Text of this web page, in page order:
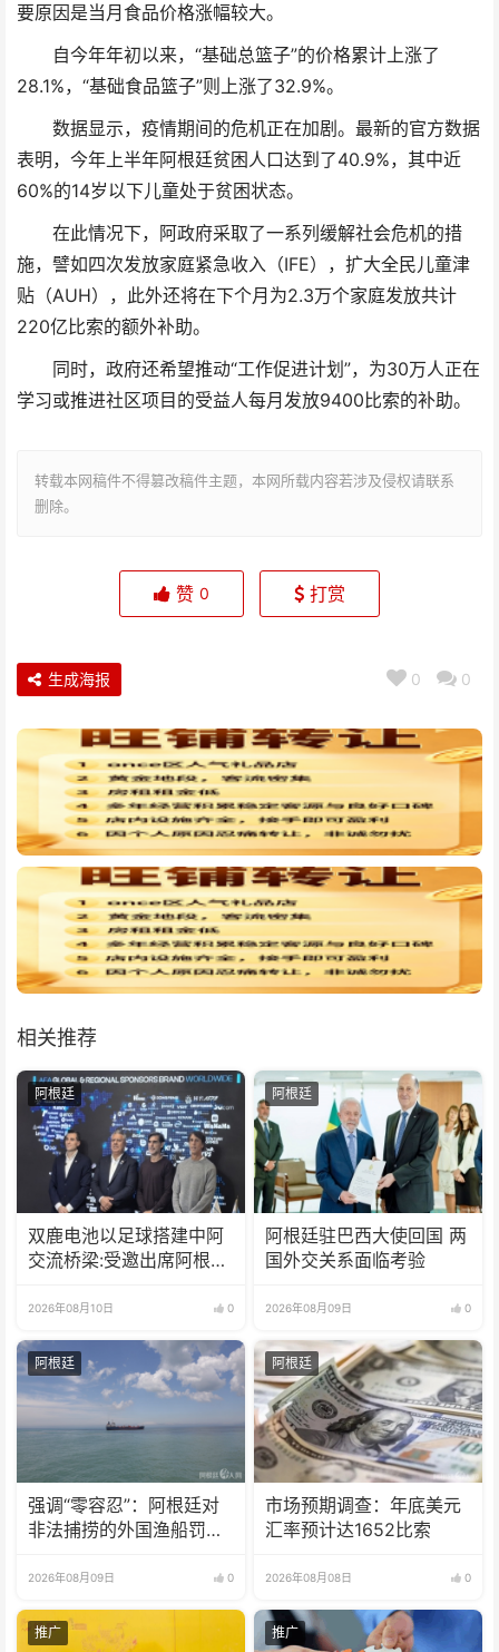
要原因是当月食品价格涨幅较大。
自今年年初以来，“基础总篮子”的价格累计上涨了
28.1%，“基础食品篮子”则上涨了32.9%。
数据显示，疫情期间的危机正在加剧。最新的官方数据
表明，今年上半年阿根廷贫困人口达到了40.9%，其中近
60%的14岁以下儿童处于贫困状态。
在此情况下，阿政府采取了一系列缓解社会危机的措
施，譬如四次发放家庭紧急收入（IFE），扩大全民儿童津
贴（AUH），此外还将在下个月为2.3万个家庭发放共计
220亿比索的额外补助。
同时，政府还希望推动“工作促进计划”，为30万人正在
学习或推进社区项目的受益人每月发放9400比索的补助。
转载本网稿件不得篡改稿件主题，本网所载内容若涉及侵权请联系
删除。
赞 0 打赏
0 0
生成海报
相关推荐
阿根廷
双鹿电池以足球搭建中阿
交流桥梁:受邀出席阿根廷
2026年08月10日 0
阿根廷
阿根廷驻巴西大使回国 两
国外交关系面临考验
2026年08月09日 0
阿根廷
强调“零容忍”：阿根廷对
非法捕捞的外国渔船罚款
2026年08月09日 0
阿根廷
市场预期调查：年底美元
汇率预计达1652比索
2026年08月08日 0
推广 推广